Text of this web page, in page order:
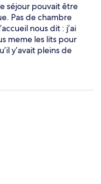
séjour pouvait être
Pas de chambre
nous dit : j’ai
meme les lits pour
y’avait pleins de
sauterelles
photos). De plus,
À plusieurs
: la piscine est
en transat. Le
et le cadre est